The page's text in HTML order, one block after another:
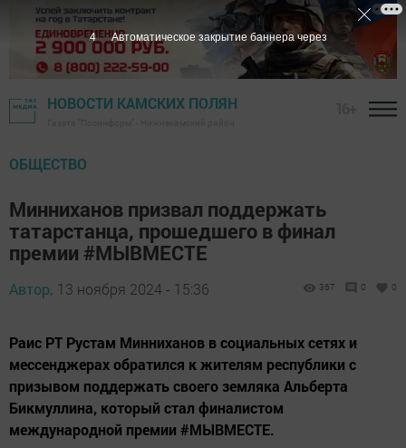
НОВОСТИ КАМСКИХ ПОЛЯН
ОБЩЕСТВО
Минниханов призвал поддержать
татарстанца, прошедшего в финал
премии #МЫВМЕСТЕ
Автор, 13 ноября 2024 - 15:36 367 0 0
Раис РТ Рустам Минниханов в социальных сетях и
мессенджерах обратился к жителям республики с
призывом поддержать своего земляка Альберта
Бикмуллина, который стал финалистом
международной премии #МЫВМЕСТЕ.
3 Автоматическое закрытие баннера через